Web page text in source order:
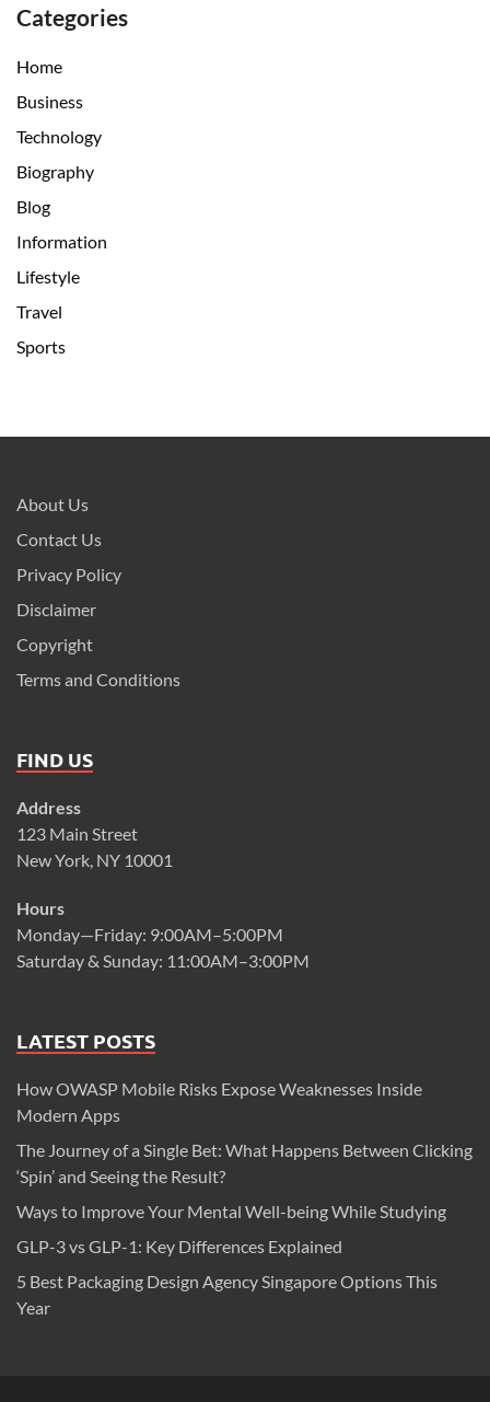
Categories
Home
Business
Technology
Biography
Blog
Information
Lifestyle
Travel
Sports
About Us
Contact Us
Privacy Policy
Disclaimer
Copyright
Terms and Conditions
FIND US
Address
123 Main Street
New York, NY 10001
Hours
Monday—Friday: 9:00AM–5:00PM
Saturday & Sunday: 11:00AM–3:00PM
LATEST POSTS
How OWASP Mobile Risks Expose Weaknesses Inside
Modern Apps
The Journey of a Single Bet: What Happens Between Clicking
‘Spin’ and Seeing the Result?
Ways to Improve Your Mental Well-being While Studying
GLP-3 vs GLP-1: Key Differences Explained
5 Best Packaging Design Agency Singapore Options This
Year